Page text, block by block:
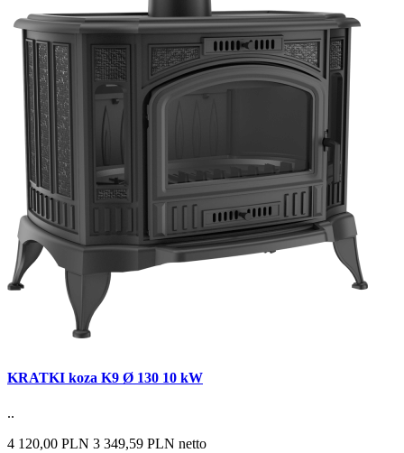
KRATKI koza K9 Ø 130 10 kW
..
4 120,00 PLN 3 349,59 PLN netto